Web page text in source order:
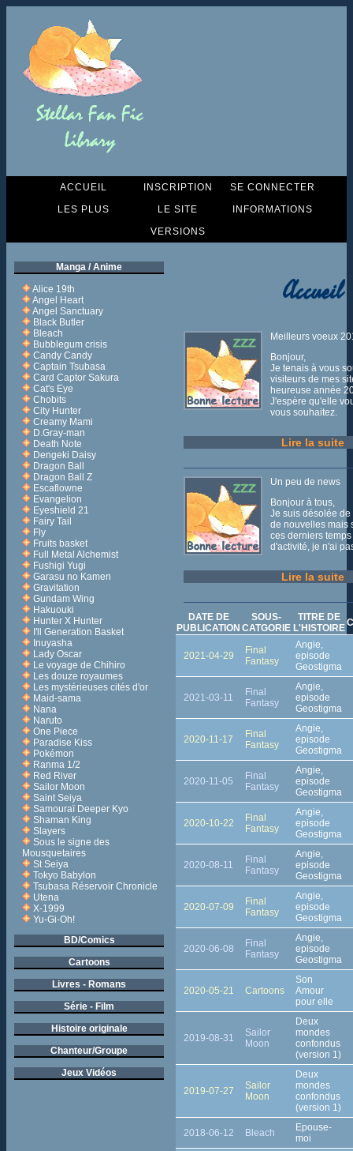
ACCUEIL INSCRIPTION
SE CONNECTER
LES PLUS
LE SITE
INFORMATIONS
VERSIONS
Manga / Anime
Alice 19th
Angel Heart
Angel Sanctuary
Black Butler
Bleach
Bubblegum crisis
Candy Candy
Captain Tsubasa
Card Captor Sakura
Cat's Eye
Chobits
City Hunter
Creamy Mami
D.Gray-man
Death Note
Dengeki Daisy
Dragon Ball
Dragon Ball Z
Escaflowne
Evangelion
Eyeshield 21
Fairy Tail
Fly
Fruits basket
Full Metal Alchemist
Fushigi Yugi
Garasu no Kamen
Gravitation
Gundam Wing
Hakuouki
Hunter X Hunter
I'll Generation Basket
Inuyasha
Lady Oscar
Le voyage de Chihiro
Les douze royaumes
Les mystérieuses cités d'or
Maid-sama
Nana
Naruto
One Piece
Paradise Kiss
Pokémon
Ranma 1/2
Red River
Sailor Moon
Saint Seiya
Samouraï Deeper Kyo
Shaman King
Slayers
Sous le signe des
Mousquetaires
St Seiya
Tokyo Babylon
Tsubasa Réservoir Chronicle
Utena
X-1999
Yu-Gi-Oh!
BD/Comics
Cartoons
Livres - Romans
Série - Film
Histoire originale
Chanteur/Groupe
Jeux Vidéos
Accueil
Meilleurs voeux
Bonjour,
Je tenais à vous
visiteurs de mes
heureuse année
J'espère qu'elle
vous souhaitez.
Lire la suite
Un peu de news
Bonjour à tous,
Je suis désolée
de nouvelles mais
ces derniers
d'activité, je n'ai
Lire la suite
DATE DE
PUBLICATION
SOUS-
CATGORIE
TITRE DE
L'HISTOIRE
2021-04-29
Final
Fantasy
Angie,
episode
Geostigma
2021-03-11
Final
Fantasy
Angie,
episode
Geostigma
2020-11-17
Final
Fantasy
Angie,
episode
Geostigma
2020-11-05
Final
Fantasy
Angie,
episode
Geostigma
2020-10-22
Final
Fantasy
Angie,
episode
Geostigma
2020-08-11
Final
Fantasy
Angie,
episode
Geostigma
2020-07-09
Final
Fantasy
Angie,
episode
Geostigma
2020-06-08
Final
Fantasy
Angie,
episode
Geostigma
2020-05-21 Cartoons
Son
Amour
pour elle
2019-08-31
Sailor
Moon
Deux
mondes
confondus
(version 1)
2019-07-27
Sailor
Moon
Deux
mondes
confondus
(version 1)
2018-06-12 Bleach
Epouse-
moi